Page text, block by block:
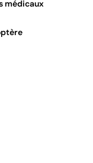
médicaux